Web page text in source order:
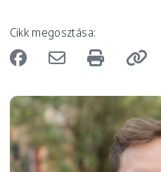
Cikk megosztása:
Image